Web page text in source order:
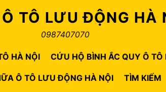
TÔ LƯU ĐỘNG HÀ
0987407070
HÀ NỘI CỨU HỘ BÌNH ẮC QUY Ô TÔ
Ô TÔ LƯU ĐỘNG HÀ NỘI TÌM KIẾM